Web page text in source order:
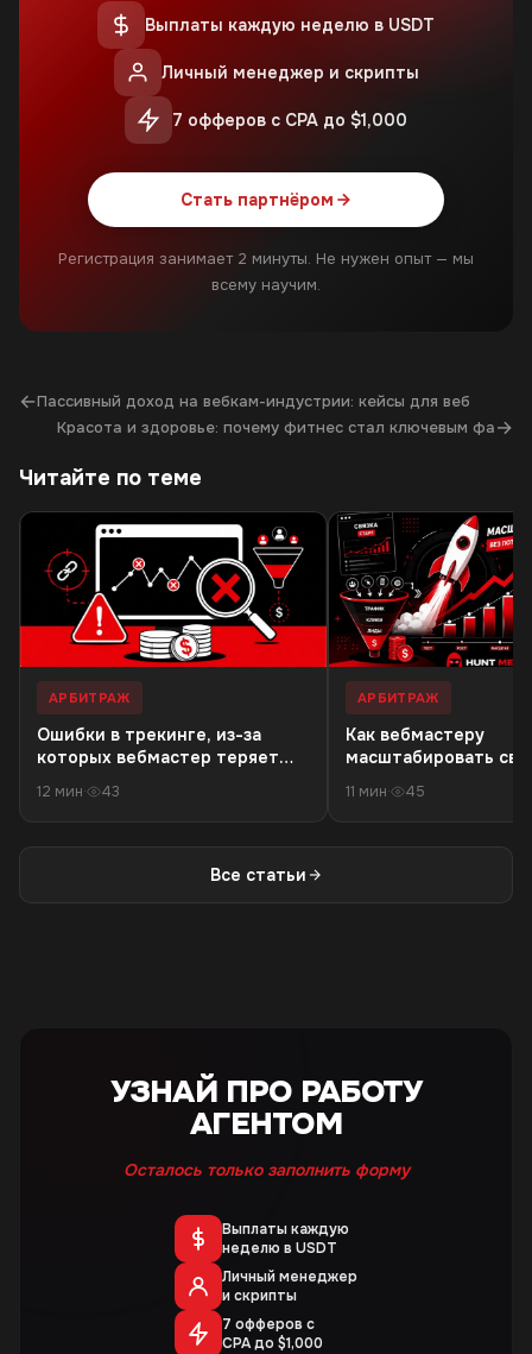
Выплаты каждую неделю в USDT
Личный менеджер и скрипты
7 офферов с CPA до $1,000
Стать партнёром
Регистрация занимает 2 минуты. Не нужен опыт — мы
всему научим.
←Пассивный доход на вебкам-индустрии: кейсы для веб
Красота и здоровье: почему фитнес стал ключевым фа→
Читайте по теме
АРБИТРАЖ
Ошибки в трекинге, из-за
которых вебмастер теряет
12 мин· 43
АРБИТРАЖ
Как вебмастеру
масштабировать
трафика
11 мин· 45
Все статьи
УЗНАЙ ПРО РАБОТУ
АГЕНТОМ
Осталось только заполнить форму
Выплаты каждую
неделю в USDT
Личный менеджер
и скрипты
7 офферов с
CPA до $1,000